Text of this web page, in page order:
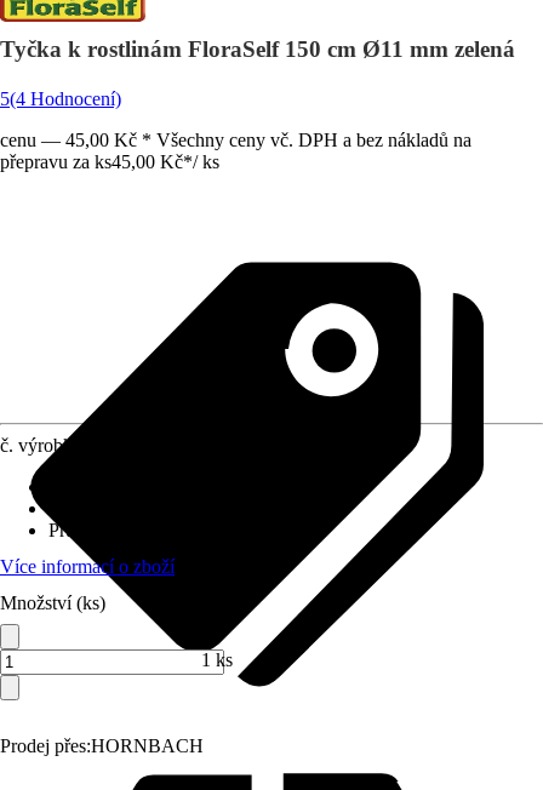
Tyčka k rostlinám FloraSelf 150 cm Ø11 mm zelená
5(4 Hodnocení)
cenu — 45,00 Kč * Všechny ceny vč. DPH a bez nákladů na
přepravu za ks45,00 Kč*/ ks
Prodej přes:HORNBACH
č. výrobku
Průměr
Více informací o zboží
Množství (ks)
1 ks